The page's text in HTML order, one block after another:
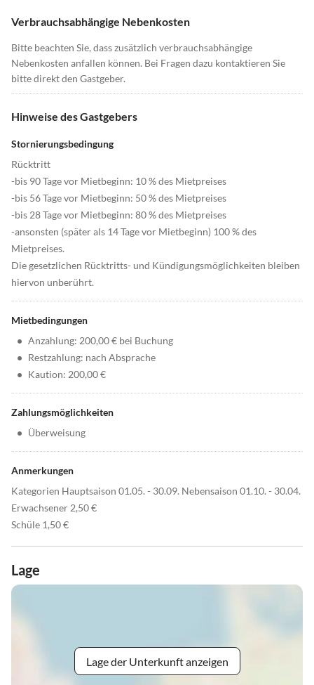
Verbrauchsabhängige Nebenkosten
Bitte beachten Sie, dass zusätzlich verbrauchsabhängige
Nebenkosten anfallen können. Bei Fragen dazu kontaktieren Sie
bitte direkt den Gastgeber.
Hinweise des Gastgebers
Stornierungsbedingung
Rücktritt
-bis 90 Tage vor Mietbeginn: 10 % des Mietpreises
-bis 56 Tage vor Mietbeginn: 50 % des Mietpreises
-bis 28 Tage vor Mietbeginn: 80 % des Mietpreises
-ansonsten (später als 14 Tage vor Mietbeginn) 100 % des
Mietpreises.
Die gesetzlichen Rücktritts- und Kündigungsmöglichkeiten bleiben
hiervon unberührt.
Mietbedingungen
• Anzahlung: 200,00 € bei Buchung
• Restzahlung: nach Absprache
• Kaution: 200,00 €
Zahlungsmöglichkeiten
• Überweisung
Anmerkungen
Kategorien Hauptsaison 01.05. - 30.09. Nebensaison 01.10. - 30.04.
Erwachsener 2,50 €
Schüle 1,50 €
Lage
Lage der Unterkunft anzeigen